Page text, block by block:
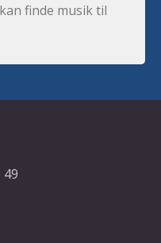
finde musik til